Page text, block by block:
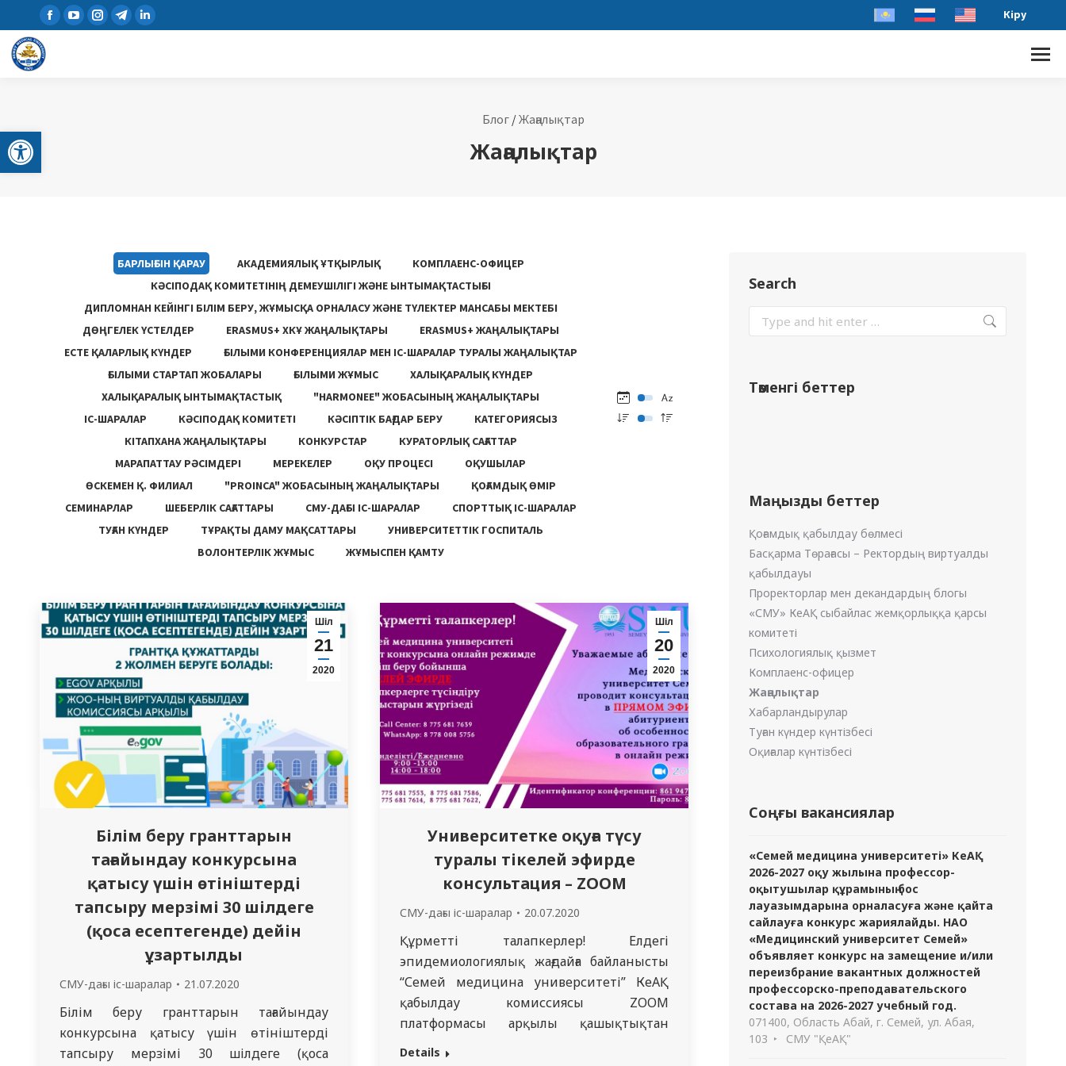
Open toolbar
Кіру
Блог/Жаңалықтар
Жаңалықтар
БАРЛЫҒЫН ҚАРАУ АКАДЕМИЯЛЫҚ ҰТҚЫРЛЫҚ
КОМПЛАЕНС-ОФИЦЕР
КӘСІПОДАҚ КОМИТЕТІНІҢ ДЕМЕУШІЛІГІ ЖӘНЕ ЫНТЫМАҚТАСТЫҒЫ
ДИПЛОМНАН КЕЙІНГІ БІЛІМ БЕРУ, ЖҰМЫСҚА ОРНАЛАСУ ЖƏНЕ ТҮЛЕКТЕР МАНСАБЫ МЕКТЕБІ
ДӨҢГЕЛЕК ҮСТЕЛДЕР
ERASMUS+ ХКҰ ЖАҢАЛЫҚТАРЫ
ERASMUS+ ЖАҢАЛЫҚТАРЫ
ЕСТЕ ҚАЛАРЛЫҚ КҮНДЕР
ҒЫЛЫМИ КОНФЕРЕНЦИЯЛАР МЕН ІС-ШАРАЛАР ТУРАЛЫ ЖАҢАЛЫҚТАР
ҒЫЛЫМИ СТАРТАП ЖОБАЛАРЫ
ҒЫЛЫМИ ЖҰМЫС
ХАЛЫҚАРАЛЫҚ КҮНДЕР
ХАЛЫҚАРАЛЫҚ ЫНТЫМАҚТАСТЫҚ
"HARMONEE" ЖОБАСЫНЫҢ ЖАҢАЛЫҚТАРЫ
ІС-ШАРАЛАР
КӘСІПОДАҚ КОМИТЕТІ КӘСІПТІК БАҒДАР БЕРУ
КАТЕГОРИЯСЫЗ
КІТАПХАНА ЖАҢАЛЫҚТАРЫ
КОНКУРСТАР
КУРАТОРЛЫҚ САҒАТТАР
МАРАПАТТАУ РӘСІМДЕРІ
МЕРЕКЕЛЕР ОҚУ ПРОЦЕСІ
ОҚУШЫЛАР
ӨСКЕМЕН Қ. ФИЛИАЛ
"PROINCA" ЖОБАСЫНЫҢ ЖАҢАЛЫҚТАРЫ
ҚОҒАМДЫҚ ӨМІР
СЕМИНАРЛАР
ШЕБЕРЛІК САҒАТТАРЫ СМУ-ДАҒЫ ІС-ШАРАЛАР
СПОРТТЫҚ ІС-ШАРАЛАР
ТУҒАН КҮНДЕР
ТҰРАҚТЫ ДАМУ МАҚСАТТАРЫ
УНИВЕРСИТЕТТІК ГОСПИТАЛЬ
ВОЛОНТЕРЛІК ЖҰМЫС
ЖҰМЫСПЕН ҚАМТУ
Шіл
21
2020
Білім беру гранттарын
тағайындау конкурсына
қатысу үшін өтініштерді
тапсыру мерзімі 30 шілдеге
(қоса есептегенде) дейін
ұзартылды
СМУ-дағы іс-шаралар 21.07.2020
Білім беру гранттарын тағайындау
конкурсына қатысу үшін өтініштерді
тапсыру мерзімі 30 шілдеге (қоса
Шіл
20
2020
Университетке оқуға түсу
туралы тікелей эфирде
консультация – ZOOM
СМУ-дағы іс-шаралар 20.07.2020
Құрметті талапкерлер! Елдегі
эпидемиологиялық жағдайға байланысты
“Семей медицина университеті” КеАҚ
қабылдау комиссиясы ZOOM
платформасы арқылы қашықтықтан
форматтағы жоғары оқу орнына түсу
Details
Search
Төменгі беттер
Маңызды беттер
Қоғамдық қабылдау бөлмесі
Басқарма Төрағасы – Ректордың виртуалды
қабылдауы
Проректорлар мен декандардың блогы
«СМУ» КеАҚ сыбайлас жемқорлыққа қарсы
комитеті
Психологиялық қызмет
Комплаенс-офицер
Жаңалықтар
Хабарландырулар
Туған күндер күнтізбесі
Оқиғалар күнтізбесі
Соңғы вакансиялар
«Семей медицина университеті» КеАҚ
2026-2027 оқу жылына профессор-
оқытушылар құрамының бос
лауазымдарына орналасуға және қайта
сайлауға конкурс жариялайды. НАО
«Медицинский университет Семей»
объявляет конкурс на замещение и/или
переизбрание вакантных должностей
профессорско-преподавательского
состава на 2026-2027 учебный год.
071400, Область Абай, г. Семей, ул. Абая,
103
СМУ "ҚеАҚ"